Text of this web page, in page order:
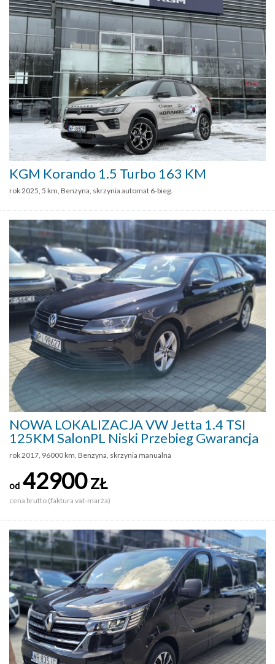
KGM Korando 1.5 Turbo 163 KM
rok 2025, 5 km, Benzyna, skrzynia automat 6-bieg.
NOWA LOKALIZACJA VW Jetta 1.4 TSI
125KM SalonPL Niski Przebieg Gwarancja
rok 2017, 96000 km, Benzyna, skrzynia manualna
od 42900ZŁ
cena brutto (faktura vat-marża)